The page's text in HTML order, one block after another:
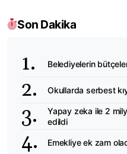
Son Dakika
Belediyelerin
Okullarda serbest
Yapay zeka ile 2
edildi
Emekliye ek zam